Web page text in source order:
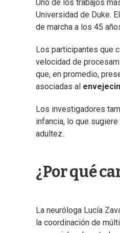
Uno de los trabajos
Universidad de Duke.
de marcha a los 45
Los participantes que
velocidad de
que, en promedio,
asociadas al
Los investigadores
infancia, lo que
adultez.
¿Por qué
La neuróloga Lucía
la coordinación de